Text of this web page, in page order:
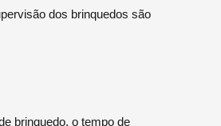
dos brinquedos são
brinquedo, o tempo de